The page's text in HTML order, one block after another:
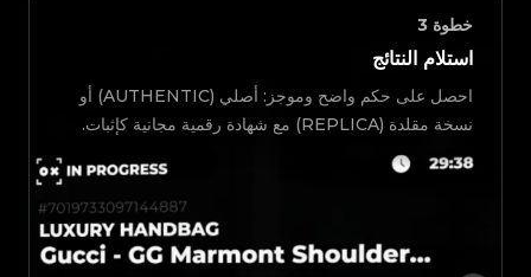
خطوة 3
استلام النتائج
احصل على حكم واضح وموجز: أصلي (AUTHENTIC) أو
نسخة مقلدة (REPLICA) مع شهادة رقمية مجانية كإثبات.